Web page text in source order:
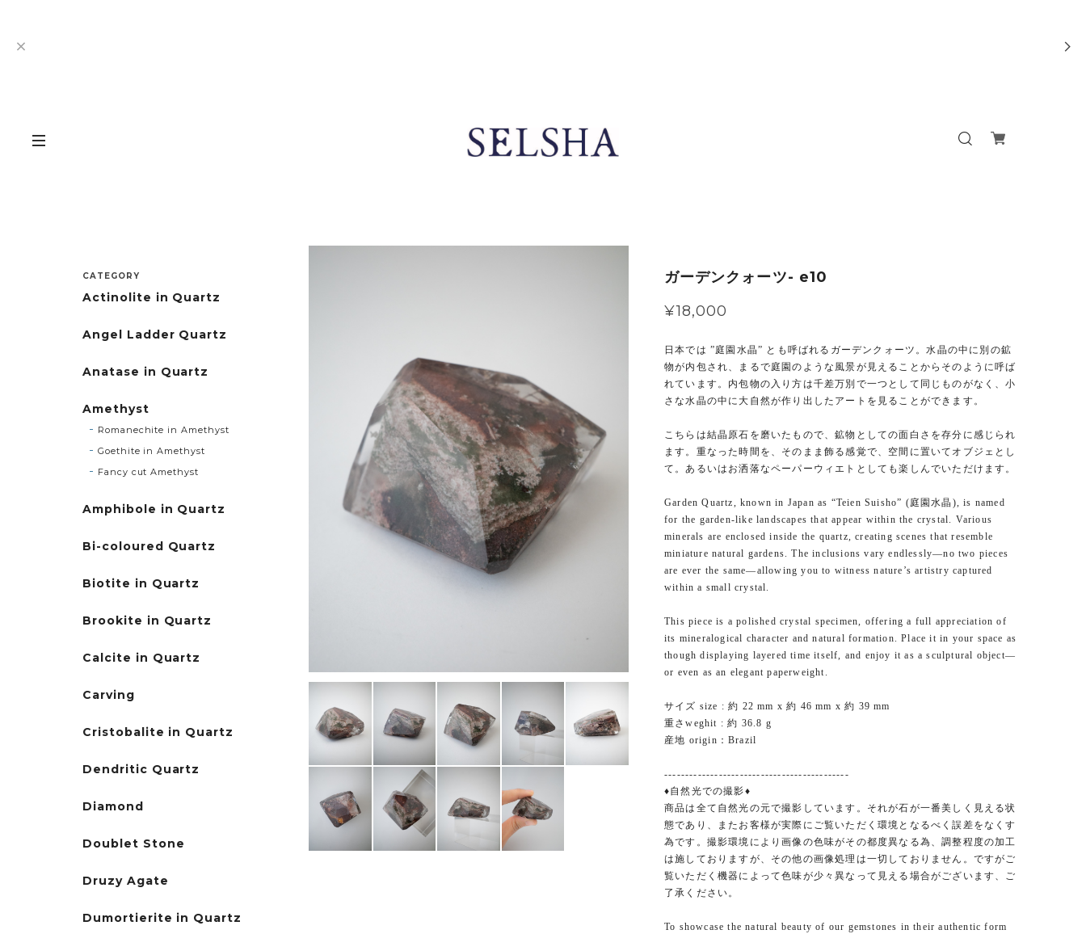
ガーデンクォーツ- e10
¥18,000
日本では ”庭園水晶” とも呼ばれるガーデンクォーツ。水晶の中に別の鉱
物が内包され、まるで庭園のような風景が見えることからそのように呼ば
れています。内包物の入り方は千差万別で一つとして同じものがなく、小
さな水晶の中に大自然が作り出したアートを見ることができます。
こちらは結晶原石を磨いたもので、鉱物としての面白さを存分に感じられ
ます。重なった時間を、そのまま飾る感覚で、空間に置いてオブジェとし
て。あるいはお洒落なペーパーウィエトとしても楽しんでいただけます。
Garden Quartz, known in Japan as “Teien Suisho” (庭園水晶), is named
for the garden-like landscapes that appear within the crystal. Various
minerals are enclosed inside the quartz, creating scenes that resemble
miniature natural gardens. The inclusions vary endlessly—no two pieces
are ever the same—allowing you to witness nature’s artistry captured
within a small crystal.
This piece is a polished crystal specimen, offering a full appreciation of
its mineralogical character and natural formation. Place it in your space as
though displaying layered time itself, and enjoy it as a sculptural object—
or even as an elegant paperweight.
サイズ size : 約 22 mm x 約 46 mm x 約 39 mm
重さweghit : 約 36.8 g
産地 origin：Brazil
--------------------------------------------
♦︎自然光での撮影♦︎
商品は全て自然光の元で撮影しています。それが石が一番美しく見える状
態であり、またお客様が実際にご覧いただく環境となるべく誤差をなくす
為です。撮影環境により画像の色味がその都度異なる為、調整程度の加工
は施しておりますが、その他の画像処理は一切しておりません。ですがご
覧いただく機器によって色味が少々異なって見える場合がございます、ご
了承ください。
To showcase the natural beauty of our gemstones in their authentic form
CATEGORY
Actinolite in Quartz
Angel Ladder Quartz
Anatase in Quartz
Amethyst
Romanechite in Amethyst
Goethite in Amethyst
Fancy cut Amethyst
Amphibole in Quartz
Bi-coloured Quartz
Biotite in Quartz
Brookite in Quartz
Calcite in Quartz
Carving
Cristobalite in Quartz
Dendritic Quartz
Diamond
Doublet Stone
Druzy Agate
Dumortierite in Quartz